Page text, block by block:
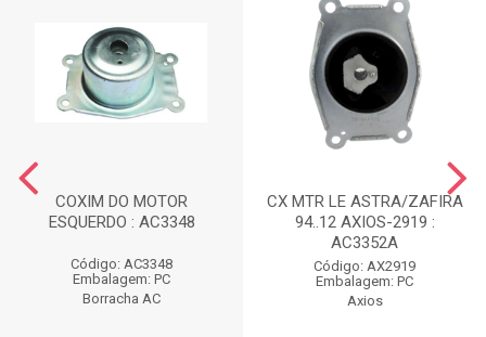
COXIM DO MOTOR
ESQUERDO : AC3348
Código: AC3348
Embalagem: PC
Borracha AC
CX MTR LE ASTRA/ZAFIRA
94..12 AXIOS-2919 :
AC3352A
Código: AX2919
Embalagem: PC
Axios